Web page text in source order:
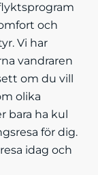
och
Vi har
vandraren
om du vill
olika
bara ha kul
för dig.
idag och